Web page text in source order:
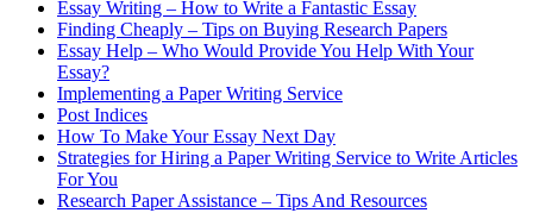
Essay Writing – How to Write a Fantastic Essay
Finding Cheaply – Tips on Buying Research Papers
Essay Help – Who Would Provide You Help With Your
Essay?
Implementing a Paper Writing Service
Post Indices
How To Make Your Essay Next Day
Strategies for Hiring a Paper Writing Service to Write Articles
For You
Research Paper Assistance – Tips And Resources